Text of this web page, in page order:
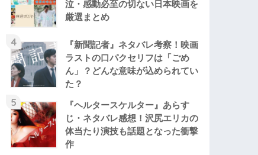
泣・感動必至の切ない日本映画を
厳選まとめ
4
『新聞記者』ネタバレ考察！映画
ラストの口パクセリフは「ごめ
ん」？どんな意味が込められてい
た？
5
『ヘルタースケルター』あらす
じ・ネタバレ感想！沢尻エリカの
体当たり演技も話題となった衝撃
作